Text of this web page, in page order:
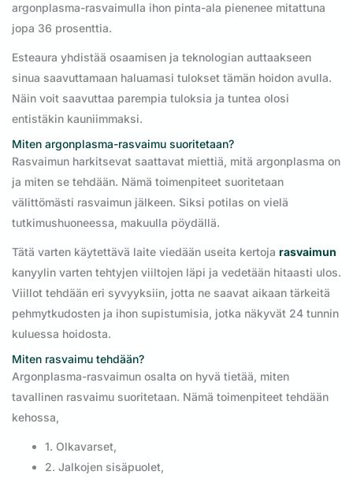
argonplasma-rasvaimulla ihon pinta-ala pienenee mitattuna
jopa 36 prosenttia.
Esteaura yhdistää osaamisen ja teknologian auttaakseen
sinua saavuttamaan haluamasi tulokset tämän hoidon avulla.
Näin voit saavuttaa parempia tuloksia ja tuntea olosi
entistäkin kauniimmaksi.
Miten argonplasma-rasvaimu suoritetaan?
Rasvaimun harkitsevat saattavat miettiä, mitä argonplasma on
ja miten se tehdään. Nämä toimenpiteet suoritetaan
välittömästi rasvaimun jälkeen. Siksi potilas on vielä
tutkimushuoneessa, makuulla pöydällä.
Tätä varten käytettävä laite viedään useita kertoja rasvaimun
kanyylin varten tehtyjen viiltojen läpi ja vedetään hitaasti ulos.
Viillot tehdään eri syvyyksiin, jotta ne saavat aikaan tärkeitä
pehmytkudosten ja ihon supistumisia, jotka näkyvät 24 tunnin
kuluessa hoidosta.
Miten rasvaimu tehdään?
Argonplasma-rasvaimun osalta on hyvä tietää, miten
tavallinen rasvaimu suoritetaan. Nämä toimenpiteet tehdään
kehossa,
1. Olkavarset,
2. Jalkojen sisäpuolet,